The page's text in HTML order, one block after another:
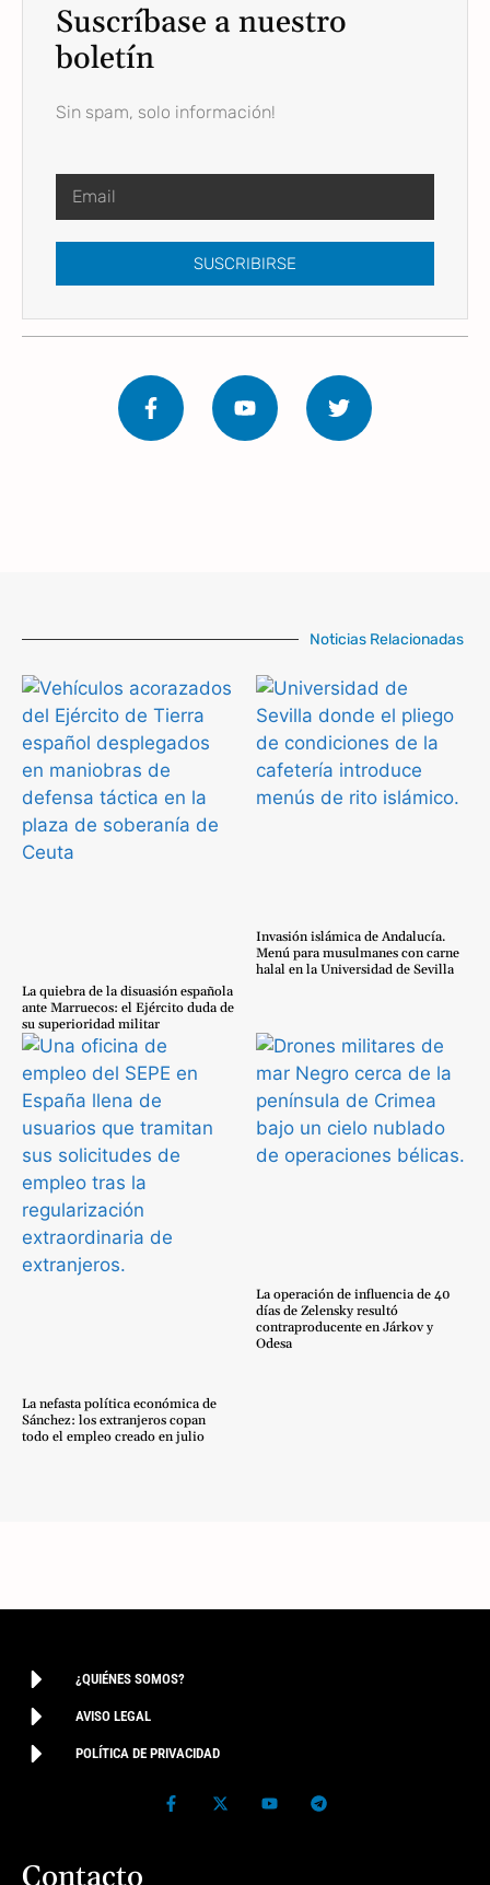
Suscríbase a nuestro
boletín
Sin spam, solo información!
SUSCRIBIRSE
Noticias Relacionadas
La quiebra de la disuasión española
ante Marruecos: el Ejército duda de
su superioridad militar
Invasión islámica de Andalucía.
Menú para musulmanes con carne
halal en la Universidad de Sevilla
La nefasta política económica de
Sánchez: los extranjeros copan
todo el empleo creado en julio
La operación de influencia de 40
días de Zelensky resultó
contraproducente en Járkov y
Odesa
¿QUIÉNES SOMOS?
AVISO LEGAL
POLÍTICA DE PRIVACIDAD
Contacto